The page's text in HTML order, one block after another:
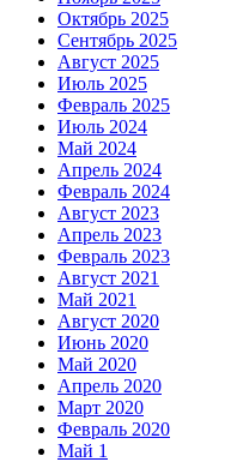
Октябрь 2025
Сентябрь 2025
Август 2025
Июль 2025
Февраль 2025
Июль 2024
Май 2024
Апрель 2024
Февраль 2024
Август 2023
Апрель 2023
Февраль 2023
Август 2021
Май 2021
Август 2020
Июнь 2020
Май 2020
Апрель 2020
Март 2020
Февраль 2020
Май 1